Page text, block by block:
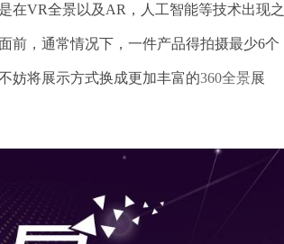
在VR全景以及AR，人工智能等技术出现之
前，通常情况下，一件产品得拍摄最少6个
妨将展示方式换成更加丰富的360全景展